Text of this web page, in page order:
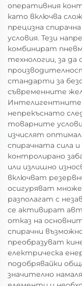
оперативния
като включва
прецизна
условия. Тези
комбинират
технологии, за да
стандарти за
съвременните
Интелигентните
непрекъснато
товарните
изчислят
спирачната сила
контролирано
или излишно
включват
осигуряват
разполагат с
се активират
отказ на
спирачни
преобразуват
електрическа
подобрявайки
значително